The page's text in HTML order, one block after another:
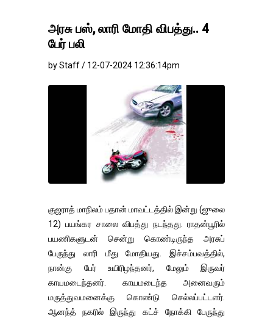
அரசு பஸ், லாரி மோதி விபத்து.. 4
பேர் பலி
by Staff / 12-07-2024 12:36:14pm
குஜராத் மாநிலம் பதான் மாவட்டத்தில் இன்று (ஜுலை
12) பயங்கர சாலை விபத்து நடந்தது. ராதன்பூரில்
பயணிகளுடன் சென்று கொண்டிருந்த அரசுப்
பேருந்து லாரி மீது மோதியது. இச்சம்பவத்தில்,
நான்கு பேர் உயிரிழந்தனர், மேலும் இருவர்
காயமடைந்தனர். காயமடைந்த அனைவரும்
மருத்துவமனைக்கு கொண்டு செல்லப்பட்டளர்.
ஆனந்த் நகரில் இருந்து கட்ச் நோக்கி பேருந்து